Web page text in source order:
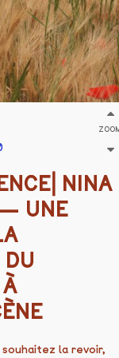
— UNE
DU
la revoir,